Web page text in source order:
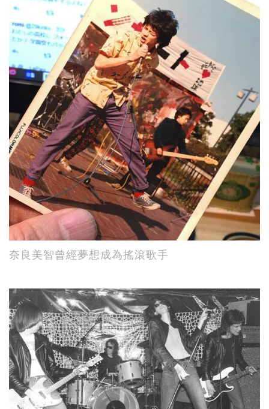
奈良美智曾經夢想成為搖滾歌手